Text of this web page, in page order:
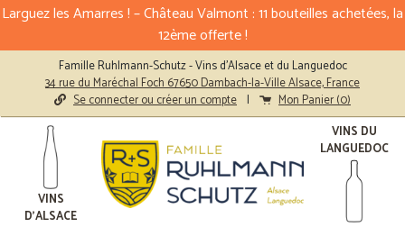
Larguez les Amarres ! – Château Valmont : 11 bouteilles achetées, la
12ème offerte !
Famille Ruhlmann-Schutz - Vins d'Alsace et du Languedoc
34 rue du Maréchal Foch 67650 Dambach-la-Ville Alsace, France
Se connecter ou créer un compte | Mon Panier (0)
VINS
D'ALSACE
VINS DU
LANGUEDOC